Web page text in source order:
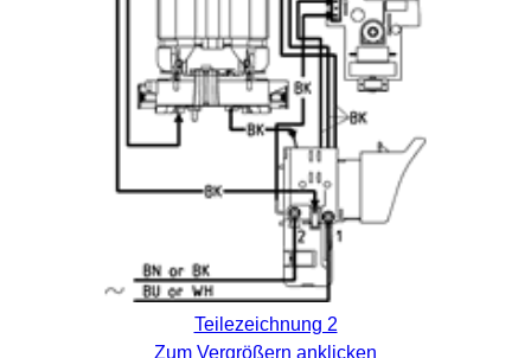
Teilezeichnung 2
Zum Vergrößern anklicken